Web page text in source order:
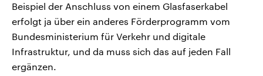
Beispiel der Anschluss von einem Glasfaserkabel
erfolgt ja über ein anderes Förderprogramm vom
Bundesministerium für Verkehr und digitale
Infrastruktur, und da muss sich das auf jeden Fall
ergänzen.